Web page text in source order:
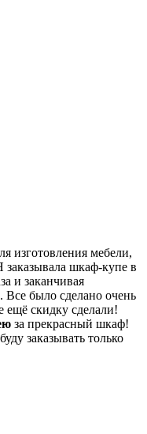
изготовления мебели,
шкаф-купе в
и заканчивая
было сделано очень
ещё скидку сделали!
за прекрасный шкаф!
заказывать только